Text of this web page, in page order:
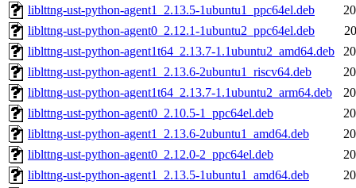
liblttng-ust-python-agent1_2.13.5-1ubuntu1_ppc64el.deb
liblttng-ust-python-agent0_2.12.1-1ubuntu2_ppc64el.deb
liblttng-ust-python-agent1t64_2.13.7-1.1ubuntu2_amd64.deb
liblttng-ust-python-agent1_2.13.6-2ubuntu1_riscv64.deb
liblttng-ust-python-agent1t64_2.13.7-1.1ubuntu2_arm64.deb
liblttng-ust-python-agent0_2.10.5-1_ppc64el.deb
liblttng-ust-python-agent1_2.13.6-2ubuntu1_amd64.deb
liblttng-ust-python-agent0_2.12.0-2_ppc64el.deb
liblttng-ust-python-agent1_2.13.5-1ubuntu1_amd64.deb